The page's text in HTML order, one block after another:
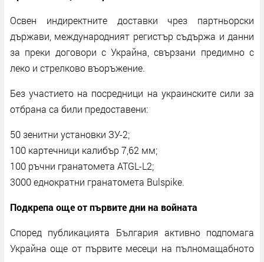
Освен индиректните доставки чрез партньорски
държави, международният регистър съдържа и данни
за преки договори с Украйна, свързани предимно с
леко и стрелково въоръжение.
Без участието на посредници на украинските сили за
отбрана са били предоставени:
50 зенитни установки ЗУ-2;
100 картечници калибър 7,62 мм;
100 ръчни гранатомета ATGL-L2;
3000 еднократни гранатомета Bulspike.
Подкрепа още от първите дни на войната
Според публикацията България активно подпомага
Украйна още от първите месеци на пълномащабното